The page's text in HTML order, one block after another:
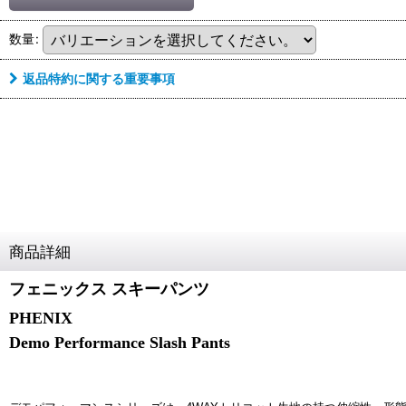
数量:
返品特約に関する重要事項
商品詳細
フェニックス スキーパンツ
PHENIX
Demo Performance Slash Pants